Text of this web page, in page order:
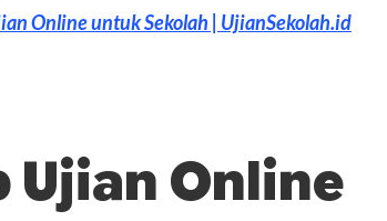
Online untuk Sekolah | UjianSekolah.id
Ujian Online